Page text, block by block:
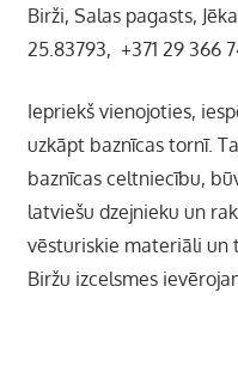
Birži, Salas pagasts,
25.83793, +371 29 366
Iepriekš vienojoties,
uzkāpt baznīcas tornī.
baznīcas celtniecību,
latviešu dzejnieku un
vēsturiskie materiāli un
Biržu izcelsmes